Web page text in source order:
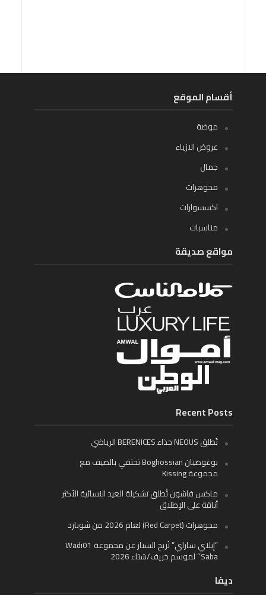
أقسام الموقع
موضة
عروض الازياء
جمال
مجوهرات
اكسسوارات
مناسبات
مواقع صديقة
Recent Posts
تُطلق NEOUS حذاء BERENICES الرياضي
بوغوصيان Boghossian تحتفي بالصيف مع
مجموعة Kissing
ماكس فاشون تُطلق تشكيلة العيد النسائية الأكثر
أناقة على الإطلاق
مجوهرات (Red Carpet) لعام 2026 من شوبارد
“إيلاي ساراي” تُزيح الستار عن مجموعة Wadi01
‘Saba’ لموسم خريف/شتاء 2026
ديفا